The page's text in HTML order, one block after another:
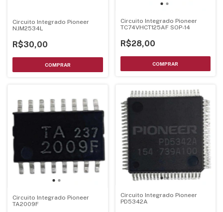
Circuito Integrado Pioneer
NJM2534L
R$30,00
Circuito Integrado Pioneer
TC74VHCT125AF SOP-14
R$28,00
Circuito Integrado Pioneer
TA2009F
Circuito Integrado Pioneer
PD5342A